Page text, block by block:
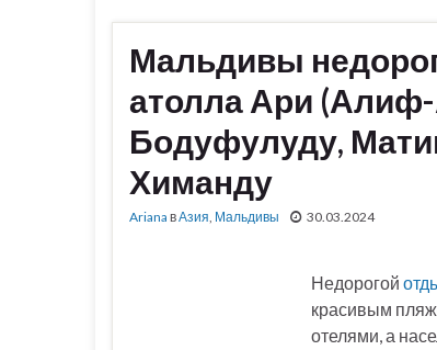
Мальдивы
атолла Ари
Бодуфулуду,
Химанду
Ariana вАзия, Мальдивы 30.03.2024
Недорогой
красивым
отелями, а